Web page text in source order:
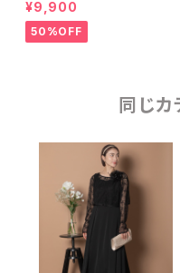
¥9,900
50%OFF
同じ